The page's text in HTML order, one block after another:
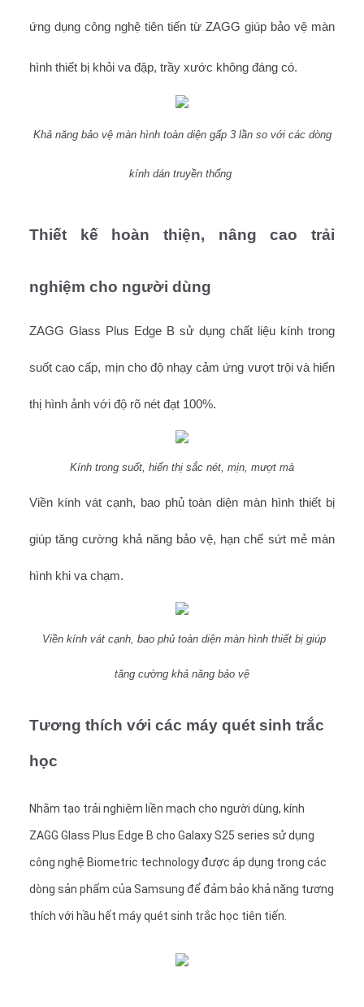
ứng dụng công nghệ tiên tiến từ ZAGG giúp bảo vệ màn
hình thiết bị khỏi va đập, trầy xước không đáng có.
Khả năng bảo vệ màn hình toàn diện gấp 3 lần so với các dòng
kính dán truyền thống
Thiết kế hoàn thiện, nâng cao trải
nghiệm cho người dùng
ZAGG Glass Plus Edge B sử dụng chất liệu kính trong
suốt cao cấp, mịn cho độ nhạy cảm ứng vượt trội và hiển
thị hình ảnh với độ rõ nét đạt 100%.
Kính trong suốt, hiển thị sắc nét, mịn, mượt mà
Viền kính vát cạnh, bao phủ toàn diện màn hình thiết bị
giúp tăng cường khả năng bảo vệ, hạn chế sứt mẻ màn
hình khi va chạm.
Viền kính vát cạnh, bao phủ toàn diện màn hình thiết bị giúp
tăng cường khả năng bảo vệ
Tương thích với các máy quét sinh trắc
học
Nhằm tạo trải nghiệm liền mạch cho người dùng, kính
ZAGG Glass Plus Edge B cho Galaxy S25 series sử dụng
công nghệ Biometric technology được áp dụng trong các
dòng sản phẩm của Samsung để đảm bảo khả năng tương
thích với hầu hết máy quét sinh trắc học tiên tiến.